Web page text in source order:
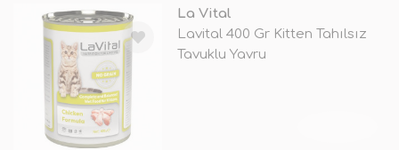
La Vital
Lavital 400 Gr Kitten Tahılsız
Tavuklu Yavru